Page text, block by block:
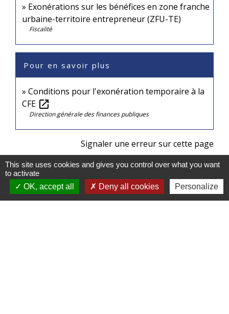
Exonérations sur les bénéfices en zone franche
urbaine-territoire entrepreneur (ZFU-TE)
Fiscalité
Pour en savoir plus
Conditions pour l'exonération temporaire à la
CFE open_in_new
Direction générale des finances publiques
Signaler une erreur sur cette page
This site uses cookies and gives you control over what you want
to activate
OK, accept all
Deny all cookies Personalize